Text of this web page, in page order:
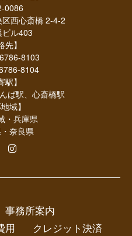
0086
西心斎橋 2-4-2
ル403
先】
8103
8104
駅】
ば駅、心斎橋駅
域】
・兵庫県
奈良県
事務所案内
用
クレジット決済